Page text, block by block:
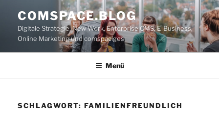
Inhalt
springen
COMSPACE.BLOG
Digitale Strategie, New Work, Enterprise CMS, E-Business,
Online Marketing und comspaciges
Menü
SCHLAGWORT: FAMILIENFREUNDLICH